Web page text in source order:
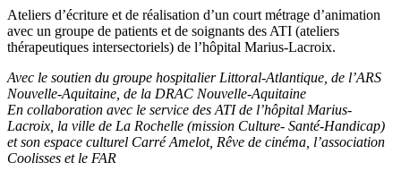
Ateliers d’écriture et de réalisation d’un court métrage d’animation
avec un groupe de patients et de soignants des ATI (ateliers
thérapeutiques intersectoriels) de l’hôpital Marius-Lacroix.
Avec le soutien du groupe hospitalier Littoral-Atlantique, de l’ARS
Nouvelle-Aquitaine, de la DRAC Nouvelle-Aquitaine
En collaboration avec le service des ATI de l’hôpital Marius-
Lacroix, la ville de La Rochelle (mission Culture- Santé-Handicap)
et son espace culturel Carré Amelot, Rêve de cinéma, l’association
Coolisses et le FAR